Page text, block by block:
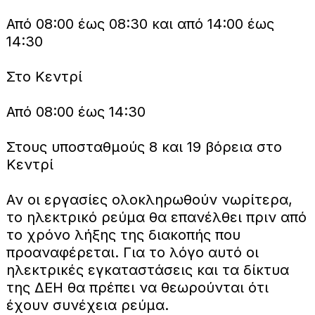
Από 08:00 έως 08:30 και από 14:00 έως
14:30
Στο Κεντρί
Από 08:00 έως 14:30
Στους υποσταθμούς 8 και 19 βόρεια στο
Κεντρί
Αν οι εργασίες ολοκληρωθούν νωρίτερα,
το ηλεκτρικό ρεύμα θα επανέλθει πριν από
το χρόνο λήξης της διακοπής που
προαναφέρεται. Για το λόγο αυτό οι
ηλεκτρικές εγκαταστάσεις και τα δίκτυα
της ΔΕΗ θα πρέπει να θεωρούνται ότι
έχουν συνέχεια ρεύμα.